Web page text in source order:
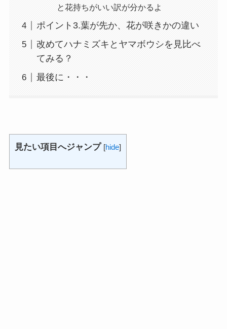
と花持ちがいい訳が分かるよ
ポイント3.葉が先か、花が咲きかの違い
改めてハナミズキとヤマボウシを見比べ
てみる？
最後に・・・
見たい項目へジャンプ [hide]